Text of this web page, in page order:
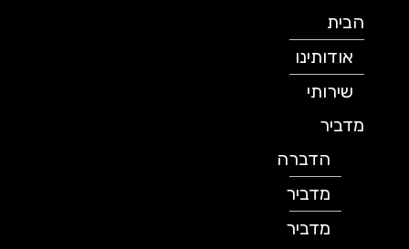
הבית
אודותינו
שירותי
מדביר
הדברה
מדביר
מדביר